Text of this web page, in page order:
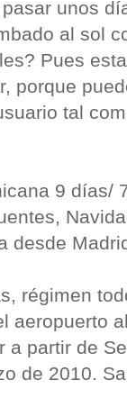
unos
al sol
Pues
porque
tal
9 días/
desde
régimen
aeropuerto
a partir de
de 2010.